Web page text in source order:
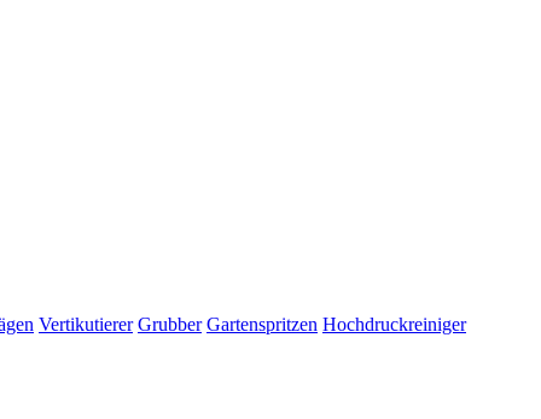
Vertikutierer Grubber Gartenspritzen Hochdruckreiniger